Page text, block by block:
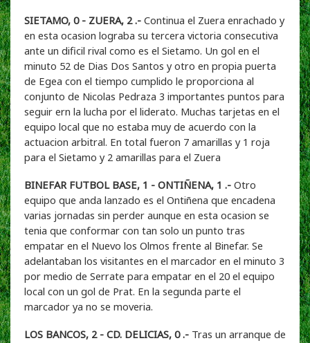
SIETAMO, 0 - ZUERA, 2 .- Continua el Zuera enrachado y
en esta ocasion lograba su tercera victoria consecutiva
ante un dificil rival como es el Sietamo. Un gol en el
minuto 52 de Dias Dos Santos y otro en propia puerta
de Egea con el tiempo cumplido le proporciona al
conjunto de Nicolas Pedraza 3 importantes puntos para
seguir ern la lucha por el liderato. Muchas tarjetas en el
equipo local que no estaba muy de acuerdo con la
actuacion arbitral. En total fueron 7 amarillas y 1 roja
para el Sietamo y 2 amarillas para el Zuera
BINEFAR FUTBOL BASE, 1 - ONTIÑENA, 1 .- Otro
equipo que anda lanzado es el Ontiñena que encadena
varias jornadas sin perder aunque en esta ocasion se
tenia que conformar con tan solo un punto tras
empatar en el Nuevo los Olmos frente al Binefar. Se
adelantaban los visitantes en el marcador en el minuto 3
por medio de Serrate para empatar en el 20 el equipo
local con un gol de Prat. En la segunda parte el
marcador ya no se moveria.
LOS BANCOS, 2 - CD. DELICIAS, 0 .- Tras un arranque de